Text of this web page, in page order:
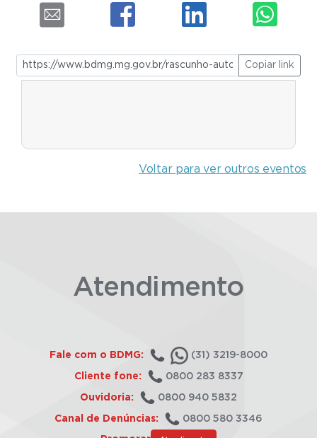
Copiar link
Voltar para ver outros eventos
Atendimento
Fale com o BDMG: (31) 3219-8000
Cliente fone: 0800 283 8337
Ouvidoria: 0800 940 5832
Canal de Denúncias: 0800 580 3346